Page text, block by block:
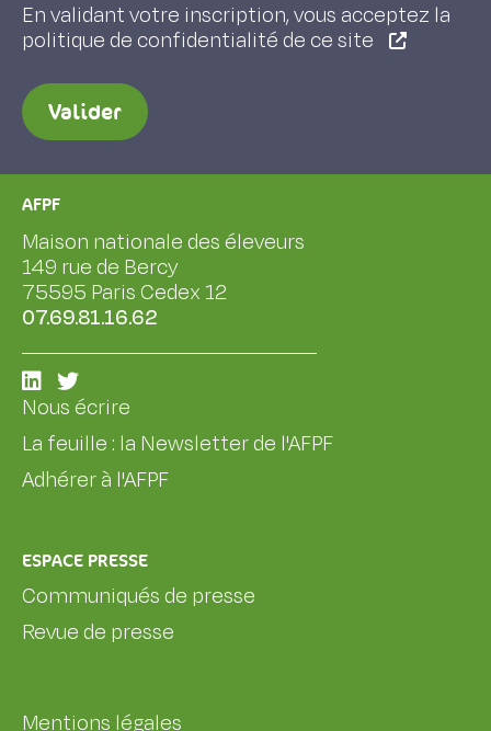
En validant votre inscription, vous acceptez la
politique de confidentialité de ce site
Valider
AFPF
Maison nationale des éleveurs
149 rue de Bercy
75595 Paris Cedex 12
07.69.81.16.62
Nous écrire
La feuille : la Newsletter de l'AFPF
Adhérer à l'AFPF
ESPACE PRESSE
Communiqués de presse
Revue de presse
Mentions légales